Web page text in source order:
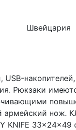
Швейцария
Рюкзаки
армейский
33x24x49